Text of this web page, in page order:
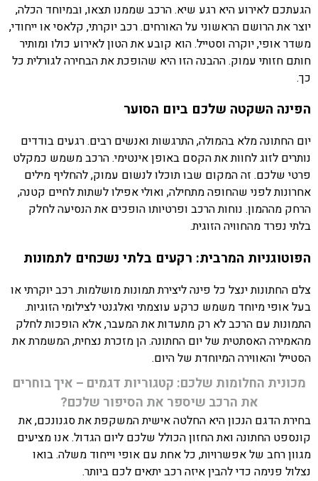
הגעתכם לאירוע היא רגע שיא. הרכב שממנו תצאו, ובמיוחד הכלה,
יוצר את הרושם הראשוני על האורחים. רכב יוקרתי, קלאסי או ייחודי,
משדר אופי, יוקרה וסטייל. הוא קובע את הטון לאירוע כולו ומותיר
חותם חזותי עמוק. ההבנה הזו היא שהופכת את הבחירה לגורלית כל
כך.
הפינה השקטה שלכם ביום הסוער
יום החתונה מלא בהמולה, התרגשות ואנשים רבים. רגעים בודדים
נותרים לזוג לחוות את הקסם באופן אינטימי. הרכב משמש כמקלט
פרטי שלכם. זה המקום שבו תוכלו לנשום עמוק, להחליף מילים
אחרונות לפני שהחופה מתחילה, ואולי אפילו לשתות לחיים קטנה,
הרחק מההמון. נוחות הרכב ופרטיותו הופכים את הנסיעה לחלק
בלתי נפרד מהחוויה הזוגית.
הפוטוגניות המרבית: רקעים בלתי נשכחים לתמונות
צלם החתונות ינצל כל פינה ליצירת תמונות מושלמות. רכב יוקרתי או
בעל אופי מיוחד משמש כרקע עוצמתי ואלגנטי לצילומי הזוגיות.
התמונות עם הרכב לא רק מתעדות את המעבר, אלא הופכות לחלק
מהאמירה האסתטית של יום החתונה. הן מזכרת נצחית, המשמרת את
הסטייל והאווירה המיוחדת של היום.
מכונית החלומות שלכם: קטגוריות דגמים – איך בוחרים
את הרכב שיספר את הסיפור שלכם?
בחירת הדגם הנכון היא החלטה אישית המשקפת את סגנונכם, את
קונספט החתונה ואת החזון הכולל שלכם ליום הגדול. אנו מציעים
מגוון רחב של אפשרויות, כל אחת עם אופי וייחוד משלה. בואו
נצלול פנימה כדי להבין איזה רכב יתאים לכם ביותר.